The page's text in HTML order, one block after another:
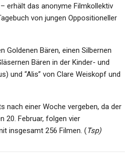
erhält das anonyme Filmkollektiv
von jungen Oppositioneller
Goldenen Bären, einen Silbernen
Bären in der Kinder- und
und “Alis” von Clare Weiskopf und
nach einer Woche vergeben, da der
20. Februar, folgen vier
insgesamt 256 Filmen. (Tsp)